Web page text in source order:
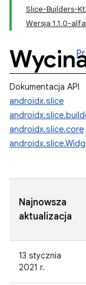
Slice-Builders-
Wersja 1.1.0-
Dokumentacja API
androidx.slice
androidx.slice.core
Najnowsza
aktualizacja
13 stycznia
2021 r.